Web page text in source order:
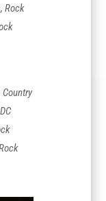
Rock
Country